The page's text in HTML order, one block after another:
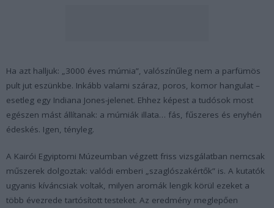
Ha azt halljuk: „3000 éves múmia”, valószínűleg nem a parfümös
pult jut eszünkbe. Inkább valami száraz, poros, komor hangulat –
esetleg egy Indiana Jones-jelenet. Ehhez képest a tudósok most
egészen mást állítanak: a múmiák illata… fás, fűszeres és enyhén
édeskés. Igen, tényleg.
A Kairói Egyiptomi Múzeumban végzett friss vizsgálatban nemcsak
műszerek dolgoztak: valódi emberi „szaglószakértők” is. A kutatók
ugyanis kíváncsiak voltak, milyen aromák lengik körül ezeket a
több évezrede tartósított testeket. Az eredmény meglepően